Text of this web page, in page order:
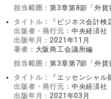
担当範囲：第3章第8節「外貨
タイトル：
『ビジネス会計
出版者・発行元： 中央経済社
出版年月： 2021年11月
著者： 大阪商工会議所編
担当範囲：第3章第7節「外貨
タイトル：
『エッセンシャル
出版者・発行元： 中央経済社
出版年月： 2021年03月